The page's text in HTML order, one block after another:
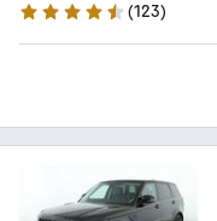
4.3 Sterne
(123)